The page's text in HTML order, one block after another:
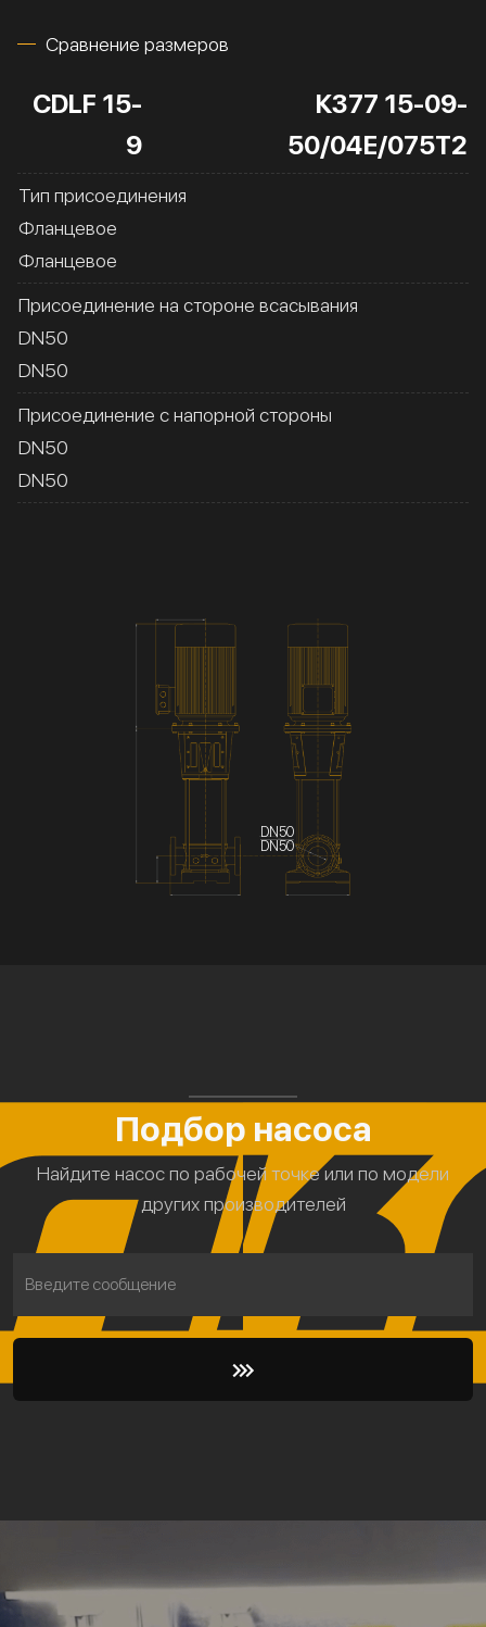
Сравнение размеров
CDLF 15-
9
К377 15-09-
50/04Е/075Т2
Тип присоединения
Фланцевое
Фланцевое
Присоединение на стороне всасывания
DN50
DN50
Присоединение с напорной стороны
DN50
DN50
DN50
DN50
Подбор насоса
Найдите насос по рабочей точке или по модели
других производителей
Введите сообщение